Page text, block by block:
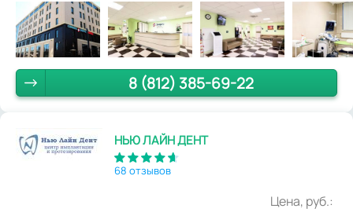
8 (812) 385-69-22
НЬЮ ЛАЙН ДЕНТ
68 отзывов
Цена, руб.: